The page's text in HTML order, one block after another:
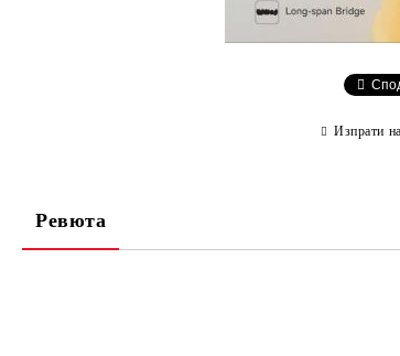
Изпрати
Ревюта